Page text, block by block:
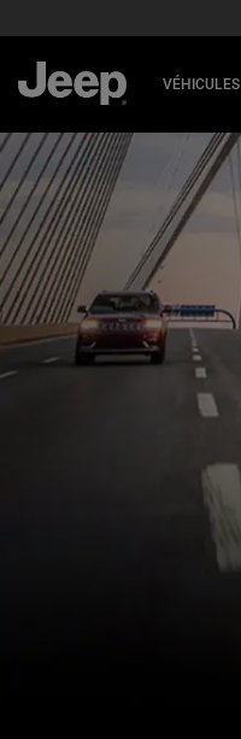
MAIN
VÉHICULES
SKIP TO
NAVIGATION